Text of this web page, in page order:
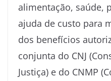
alimentação, saúde,
ajuda de custo para
dos benefícios
conjunta do CNJ
Justiça) e do CNMP